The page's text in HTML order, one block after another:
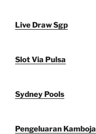
Live Draw Sgp
Slot Via Pulsa
Sydney Pools
Pengeluaran Kamboja